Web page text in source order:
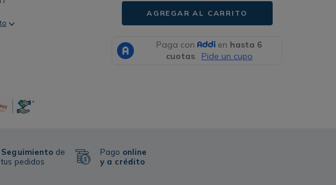
AGREGAR AL CARRITO
Seguimiento de
tus pedidos
Pago online
y a crédito